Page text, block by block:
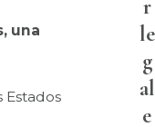
una
Estados
r
le
g
al
e